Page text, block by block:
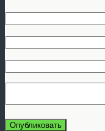
Опубликовать